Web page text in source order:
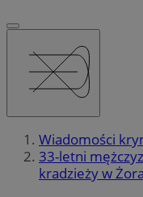
Wiadomości
33-letni
kradzieży w